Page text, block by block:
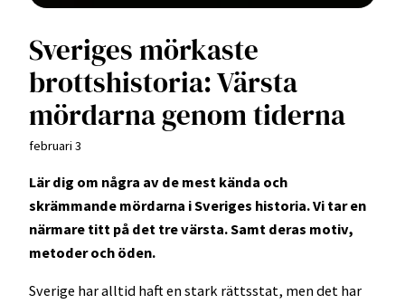
Sveriges mörkaste
brottshistoria: Värsta
mördarna genom tiderna
februari 3
Lär dig om några av de mest kända och
skrämmande mördarna i Sveriges historia. Vi tar en
närmare titt på det tre värsta. Samt deras motiv,
metoder och öden.
Sverige har alltid haft en stark rättsstat, men det har